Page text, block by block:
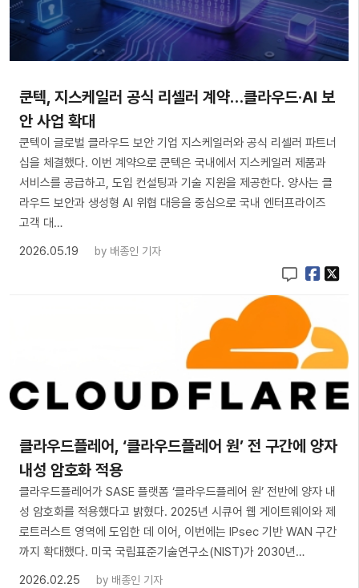
쿤텍, 지스케일러 공식 리셀러 계약…클라우드·AI 보
안 사업 확대
쿤텍이 글로벌 클라우드 보안 기업 지스케일러와 공식 리셀러 파트너
십을 체결했다. 이번 계약으로 쿤텍은 국내에서 지스케일러 제품과
서비스를 공급하고, 도입 컨설팅과 기술 지원을 제공한다. 양사는 클
라우드 보안과 생성형 AI 위협 대응을 중심으로 국내 엔터프라이즈
고객 대…
2026.05.19
by 배종인 기자
클라우드플레어, ‘클라우드플레어 원’ 전 구간에 양자
내성 암호화 적용
클라우드플레어가 SASE 플랫폼 ‘클라우드플레어 원’ 전반에 양자 내
성 암호화를 적용했다고 밝혔다. 2025년 시큐어 웹 게이트웨이와 제
로트러스트 영역에 도입한 데 이어, 이번에는 IPsec 기반 WAN 구간
까지 확대했다. 미국 국립표준기술연구소(NIST)가 2030년…
2026.02.25
by 배종인 기자